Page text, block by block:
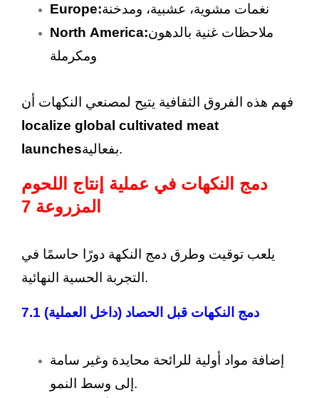
Europe:نغمات مشوية، عشبية، ومدخنة
North America:ملاحظات غنية بالدهون
ومكرملة
فهم هذه الفروق الثقافية يتيح لمصنعي النكهات أن
localize global cultivated meat
launches
بفعالية.
دمج النكهات في عملية إنتاج اللحوم
المزروعة 7
يلعب توقيت وطرق دمج النكهة دورًا حاسمًا في
التجربة الحسية النهائية.
دمج النكهات قبل الحصاد (داخل العملية) 7.1
إضافة مواد أولية للرائحة محايدة وغير سامة
إلى وسط النمو.